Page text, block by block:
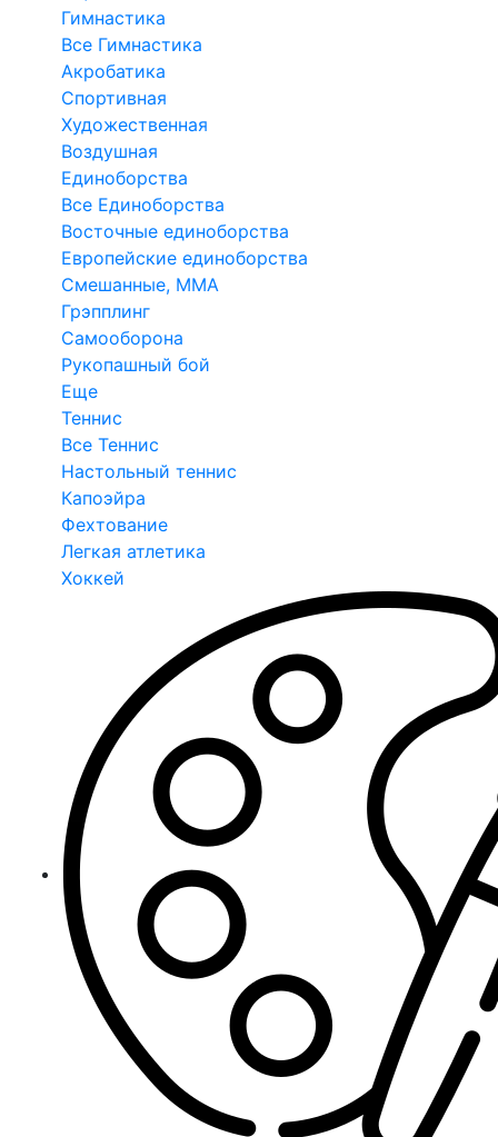
Гимнастика
Все Гимнастика
Акробатика
Спортивная
Художественная
Воздушная
Единоборства
Все Единоборства
Восточные единоборства
Европейские единоборства
Смешанные, ММА
Грэпплинг
Самооборона
Рукопашный бой
Еще
Теннис
Все Теннис
Настольный теннис
Капоэйра
Фехтование
Легкая атлетика
Хоккей